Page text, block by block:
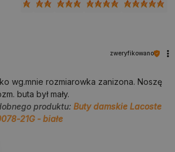
zweryfikowano
wg.mnie rozmiarowka zanizona. Noszę
buta był mały.
produktu: Buty damskie Lacoste
21G - białe